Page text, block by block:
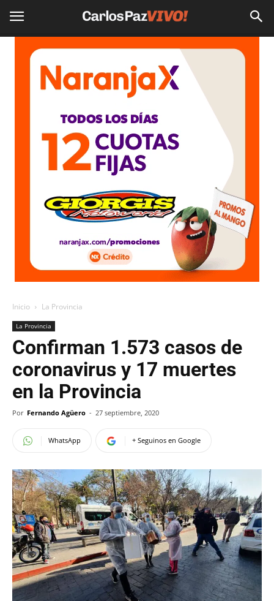
Inicio La Provincia
La Provincia
Confirman 1.573 casos de
coronavirus y 17 muertes
en la Provincia
Por Fernando Agüero - 27 septiembre, 2020
WhatsApp + Seguinos en Google